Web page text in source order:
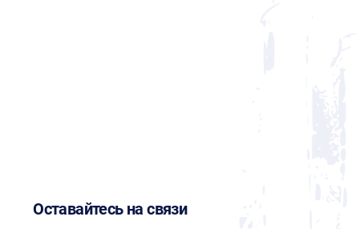
Оставайтесь на связи